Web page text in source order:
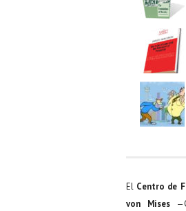
El Centro de
von Mises